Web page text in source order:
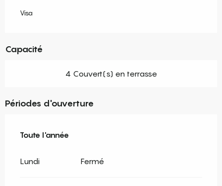
Visa
Capacité
4 Couvert(s) en terrasse
Périodes d'ouverture
Toute l'année
Toute l'année
Lundi Fermé